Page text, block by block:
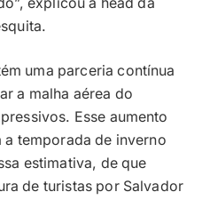
uma parceria contínua
a malha aérea do
Esse aumento
a temporada de inverno
estimativa, de que
de turistas por Salvador